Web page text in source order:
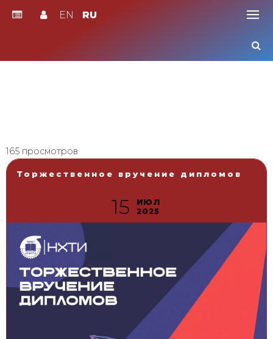
EN RU
165 просмотров
Торжественное вручение дипломов
15
ИЮЛ
2025